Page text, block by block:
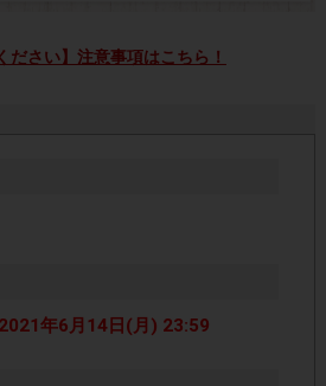
ださい】注意事項はこちら！
年6月14日(月) 23:59